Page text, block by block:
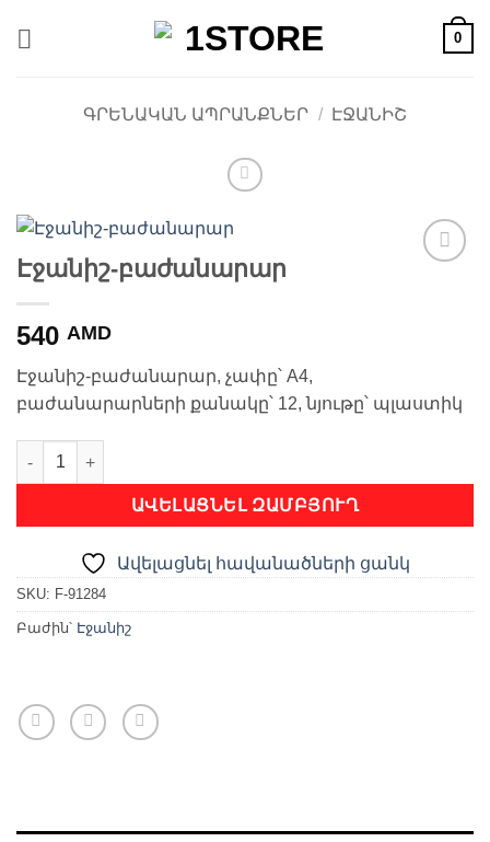
0
ԳՐԵՆԱԿԱՆ ԱՊՐԱՆՔՆԵՐ / ԷՋԱՆԻՇ
Էջանիշ-բաժանարար
540 AMD
Էջանիշ-բաժանարար, չափը՝ A4,
բաժանարարների քանակը՝ 12, նյութը՝ պլաստիկ
Էջանիշ-բաժանարար quantity
ԱՎԵԼԱՑՆԵԼ ԶԱՄԲՅՈՒՂ
Ավելացնել հավանածների ցանկ
SKU: F-91284
Բաժին՝ Էջանիշ